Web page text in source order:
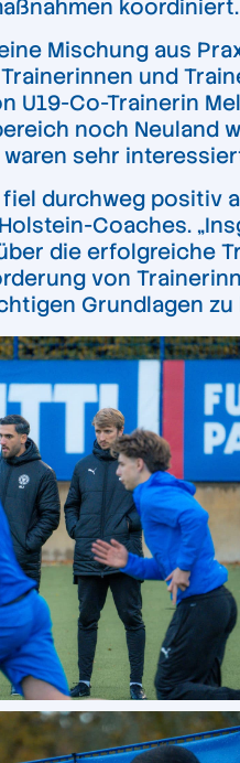
Mischung aus
und
U19-Co-Trainerin
noch Neuland
waren sehr
fiel durchweg positiv
Coaches.
die erfolgreiche
von
Grundlagen zu